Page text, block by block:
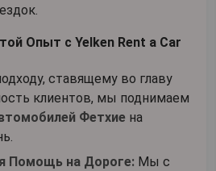
Опыт с Yelken Rent a Car
ставящему во главу
клиентов, мы поднимаем
Фетхие на
Помощь на Дороге: Мы с